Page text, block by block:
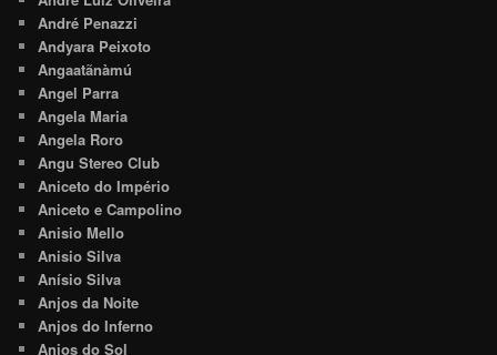
André Penazzi
Andyara Peixoto
Angaatãnàmú
Angel Parra
Angela Maria
Angela Roro
Angu Stereo Club
Aniceto do Império
Aniceto e Campolino
Anisio Mello
Anisio Silva
Anísio Silva
Anjos da Noite
Anjos do Inferno
Anjos do Sol